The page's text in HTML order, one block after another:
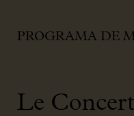
PROGRAMA DE
Le